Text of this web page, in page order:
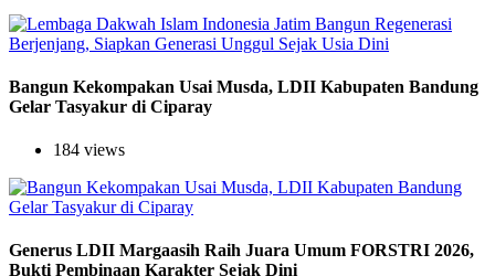
Bangun Kekompakan Usai Musda, LDII Kabupaten Bandung
Gelar Tasyakur di Ciparay
184 views
Generus LDII Margaasih Raih Juara Umum FORSTRI 2026,
Bukti Pembinaan Karakter Sejak Dini